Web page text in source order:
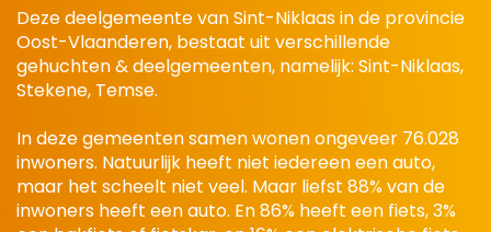
Deze deelgemeente van Sint-Niklaas in de provincie
Oost-Vlaanderen, bestaat uit verschillende
gehuchten & deelgemeenten, namelijk: Sint-Niklaas,
Stekene, Temse.
In deze gemeenten samen wonen ongeveer 76.028
inwoners. Natuurlijk heeft niet iedereen een auto,
maar het scheelt niet veel. Maar liefst 88% van de
inwoners heeft een auto. En 86% heeft een fiets, 3%